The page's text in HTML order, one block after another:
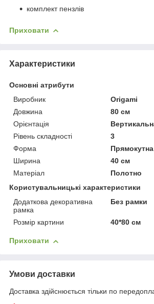
комплект пензлів
Приховати
Характеристики
Основні атрибути
Виробник
Origami
Довжина
80 см
Орієнтація
Рівень складності
3
Форма
Прямокутна
Ширина
40 см
Матеріал
Полотно
Користувальницькі характеристики
Додаткова декоративна
рамка
Без рамки
Розмір картини 40*80 см
Приховати
Умови доставки
Доставка здійснюється тільки по